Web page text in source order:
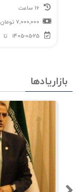
7,000,000 تومان
1405-05-25
تا
بازاریادها